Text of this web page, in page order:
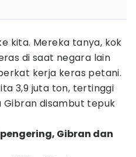
kita. Mereka tanya, kok
di saat negara lain
kerja keras petani.
3,9 juta ton, tertinggi
Gibran disambut tepuk
Gibran dan